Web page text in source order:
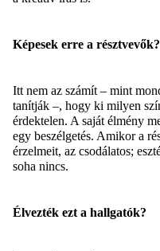
Képesek erre a résztvevők?
Itt nem az számít – mint
tanítják –, hogy ki milyen
érdektelen. A saját élmény
egy beszélgetés. Amikor a
érzelmeit, az csodálatos;
soha nincs.
Élvezték ezt a hallgatók?